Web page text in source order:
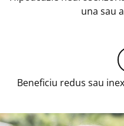
una sau
Beneficiu redus sau